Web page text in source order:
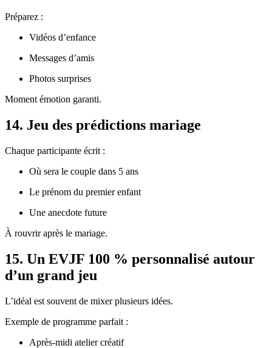
Préparez :
Vidéos d’enfance
Messages d’amis
Photos surprises
Moment émotion garanti.
14. Jeu des prédictions mariage
Chaque participante écrit :
Où sera le couple dans 5 ans
Le prénom du premier enfant
Une anecdote future
À rouvrir après le mariage.
15. Un EVJF 100 % personnalisé autour
d’un grand jeu
L’idéal est souvent de mixer plusieurs idées.
Exemple de programme parfait :
Après-midi atelier créatif